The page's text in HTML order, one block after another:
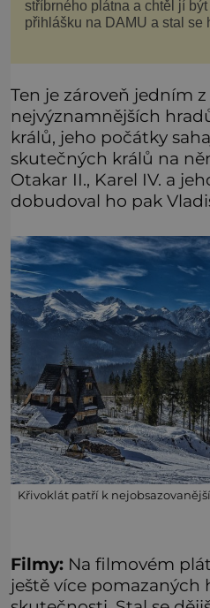
stříbrného plátna a chtěl jí
přihlášku na DAMU a stal se
matador, který všude
Ten je zároveň jedním
nejvýznamnějších
králů, jeho počátky
skutečných králů na
Otakar II., Karel IV. a
dobudoval ho pak
Křivoklát patří k
Filmy: Na filmovém
ještě více pomazaných